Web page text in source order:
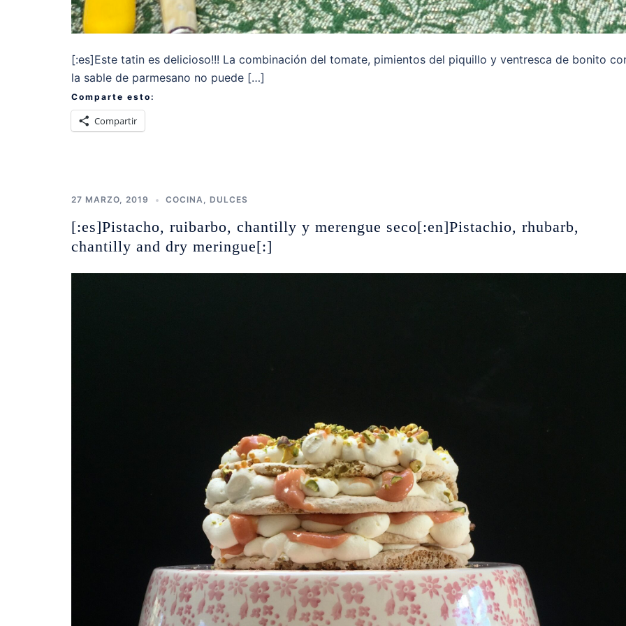
[:es]Este tatin es delicioso!!! La combinación del tomate, pimientos del piquillo y ventresca de bonito
la sable de parmesano no puede […]
Comparte esto:
Compartir
27 MARZO, 2019 COCINA, DULCES
[:es]Pistacho, ruibarbo, chantilly y merengue seco[:en]Pistachio, rhubarb,
chantilly and dry meringue[:]